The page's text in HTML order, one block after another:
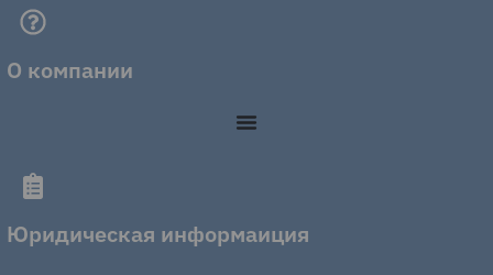
О компании
Юридическая информаиция